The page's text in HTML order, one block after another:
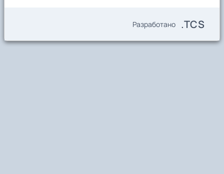
Разработано .TCS